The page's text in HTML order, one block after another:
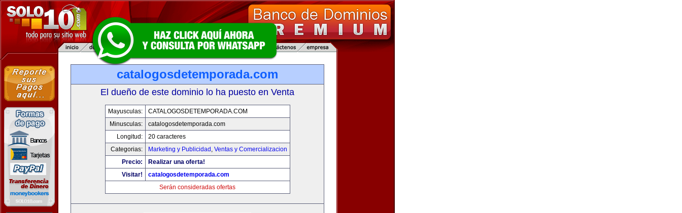
catalogosdetemporada.com
El dueño de este dominio lo ha puesto en Venta
Mayusculas:
CATALOGOSDETEMPORADA.COM
Minusculas:
catalogosdetemporada.com
Longitud:
20 caracteres
Categorias:
Marketing y Publicidad , Ventas y Comercializacion
Precio:
Realizar una oferta!
Visitar!
catalogosdetemporada.com
Serán consideradas ofertas